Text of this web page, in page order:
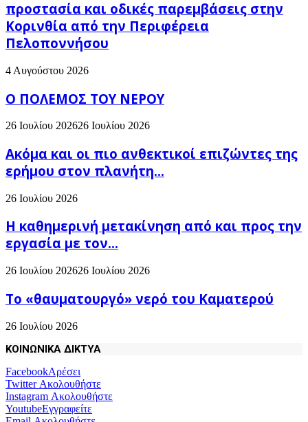
προστασία και οδικές παρεμβάσεις στην
Κορινθία από την Περιφέρεια
Πελοποννήσου
4 Αυγούστου 2026
Ο ΠΟΛΕΜΟΣ ΤΟΥ ΝΕΡΟΥ
26 Ιουλίου 202626 Ιουλίου 2026
Ακόμα και οι πιο ανθεκτικοί επιζώντες της
ερήμου στον πλανήτη...
26 Ιουλίου 2026
H καθημερινή μετακίνηση από και προς την
εργασία με τον...
26 Ιουλίου 202626 Ιουλίου 2026
Το «θαυματουργό» νερό του Καματερού
26 Ιουλίου 2026
ΚΟΙΝΩΝΙΚΑ ΔΙΚΤΥΑ
FacebookΑρέσει
TwitterΑκολουθήστε
Instagram Ακολουθήστε
YoutubeΕγγραφείτε